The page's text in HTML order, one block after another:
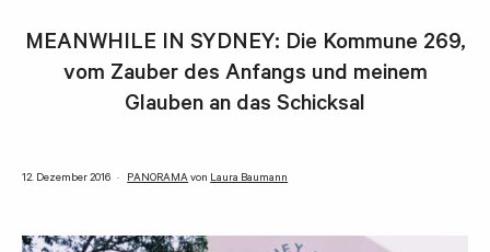
MEANWHILE IN SYDNEY: Die Kommune 269,
vom Zauber des Anfangs und meinem
Glauben an das Schicksal
12. Dezember 2016 PANORAMAvon Laura Baumann